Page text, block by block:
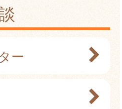
ー